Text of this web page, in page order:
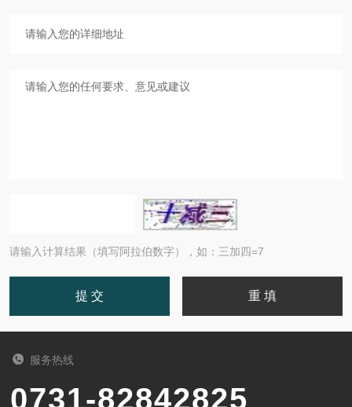
请输入计算结果（填写阿拉伯数字），如：三加四=7
服务热线
0731-82842825